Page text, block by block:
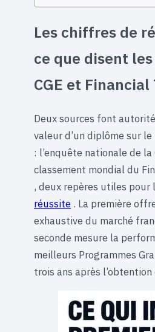
Les chiffres de
ce que disent
CGE et Financial
Deux sources font
valeur d’un diplôme sur
: l’enquête nationale de la
classement mondial du
, deux repères utiles pour
réussite . La première
exhaustive du marché
seconde mesure la
meilleurs Programmes
trois ans après